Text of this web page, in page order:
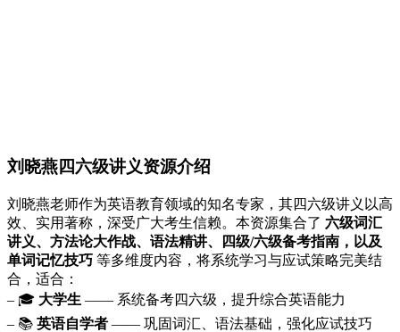
刘晓燕四六级讲义资源介绍
刘晓燕老师作为英语教育领域的知名专家，其四六级讲义以高
效、实用著称，深受广大考生信赖。本资源集合了 六级词汇
讲义、方法论大作战、语法精讲、四级/六级备考指南，以及
单词记忆技巧 等多维度内容，将系统学习与应试策略完美结
合，适合：
– 🎓 大学生 —— 系统备考四六级，提升综合英语能力
– 📚 英语自学者 —— 巩固词汇、语法基础，强化应试技巧